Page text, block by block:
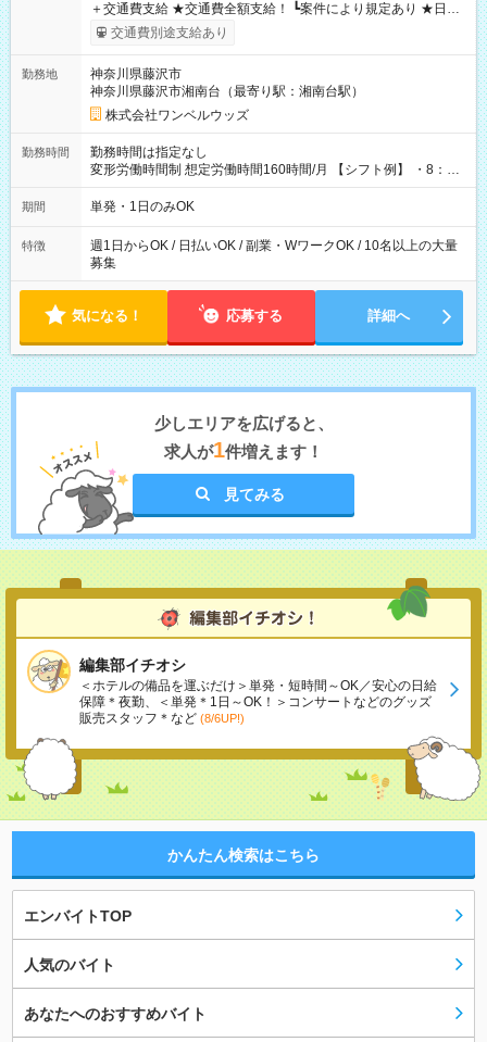
＋交通費支給 ★交通費全額支給！ ┗案件により規定あり ★日払
いOK！（規定あり） ┗働いたその日に現金GET♪ お仕事後はコ
ンビニATMから 日払い分を引き落とせます！ 【試用期間】試
交通費別途支給あり
勤務地
神奈川県藤沢市
神奈川県藤沢市湘南台（最寄り駅：湘南台駅）
株式会社ワンベルウッズ
勤務時間
勤務時間は指定なし
変形労働時間制 想定労働時間160時間/月 【シフト例】 ・8：00
～21：00
期間 単発・1日のみOK
特徴
週1日からOK / 日払いOK / 副業・WワークOK / 10名以上の大量
募集
気になる！ 応募する 詳細へ
少しエリアを広げると、
求人が1件増えます！
見てみる
編集部イチオシ
＜ホテルの備品を運ぶだけ＞単発・短時間～OK／安心の日給
保障＊夜勤、＜単発＊1日～OK！＞コンサートなどのグッズ
販売スタッフ＊など (8/6UP!)
かんたん検索はこちら
エンバイトTOP
人気のバイト
あなたへのおすすめバイト